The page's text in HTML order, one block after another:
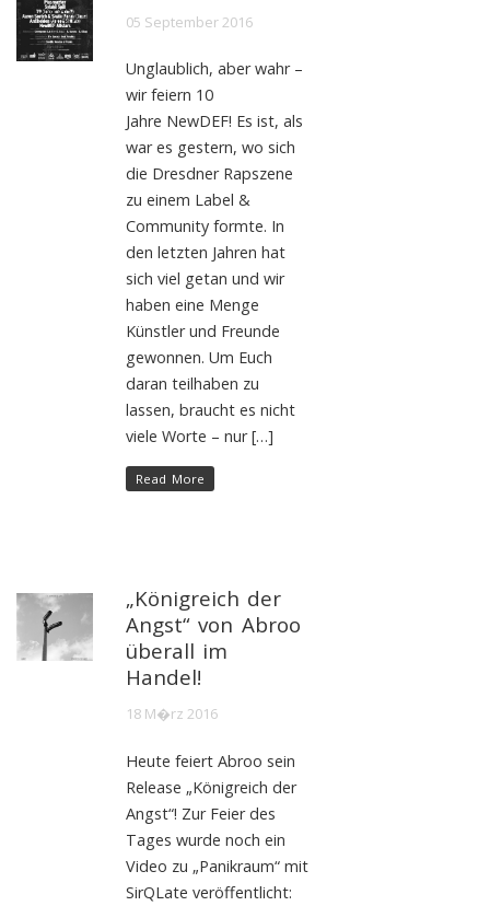
05 September 2016
Unglaublich, aber wahr –
wir feiern 10
Jahre NewDEF! Es ist, als
war es gestern, wo sich
die Dresdner Rapszene
zu einem Label &
Community formte. In
den letzten Jahren hat
sich viel getan und wir
haben eine Menge
Künstler und Freunde
gewonnen. Um Euch
daran teilhaben zu
lassen, braucht es nicht
viele Worte – nur […]
Read More
„Königreich der
Angst“ von Abroo
überall im
Handel!
18 M�rz 2016
Heute feiert Abroo sein
Release „Königreich der
Angst“! Zur Feier des
Tages wurde noch ein
Video zu „Panikraum“ mit
SirQLate veröffentlicht: